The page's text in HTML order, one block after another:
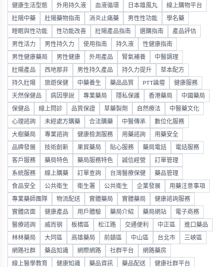
健康生活型態 外用持久液 血液循環 日本雄風丸 線上購物平台
壯陽中藥 壯陽藥物指南 消炎止痛藥 男性性功能 學名藥
睡眠與性功能 性功能改善 壯陽產品指南 選購指南 產品評估
男性活力 男性持久力 使用指南 持久液 性健康指南
男性健康藥局 男性健康 外用產品 腎氣補養 中醫調理
壯陽產品 西地那非 男性持久產品 持久力提升 草本配方
持久壯陽 旅遊保健 中藥養生 藥品品質 PTT論壇 健康服務
天然保健品 病因學說 專業藥局 隱私保護 香港藥局 中國藥局
保健品 線上問診 品質保證 草藥製劑 自然療法 中醫藥文化
心理諮詢 未經處方購藥 合法購藥 中醫傳承 數位化服務
大樹藥局 專業諮詢 健康檢測服務 用藥諮詢 用藥安全
品牌發展 技術創新 果貿藥局 貼心服務 藥局電話 電話服務
客戶服務 藥局特色 藥局服務特色 誠信經營 訂單管理
系統服務 線上購藥 訂單查詢 台灣醫療保健 藥品管理
食品安全 公共衛生 衛生署 公共衛生 企業發展 用藥注意事項
專業藥師團隊 物流配送 實體藥局 實體藥局 健康諮詢服務
實體店面 健康產品 用戶體驗 藥局介紹 藥局網站 電子商務
醫療諮詢 威而钢 板橋區 松江路 交通便利 中正區 進口藥品
林林藥局 大同區 高雄藥局 前鎮區 中山區 台北市 三峽區
網路社群 藥品知識 網際網路 社群平台 網路藥房
線上醫學教育 健康知識 藥品資訊 藥品配送 健康社群平台